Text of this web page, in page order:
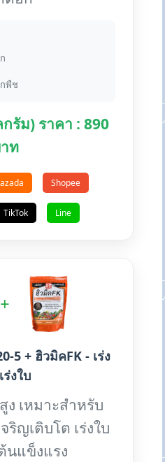
กพืช
รัม) ราคา : 890
ท
Shopee
TikTok Line
+
5 + ฮิวมิคFK - เร่ง
ร่งใบ
ง เหมาะสำหรับ
ริญเติบโต เร่งใบ
นแข็งแรง